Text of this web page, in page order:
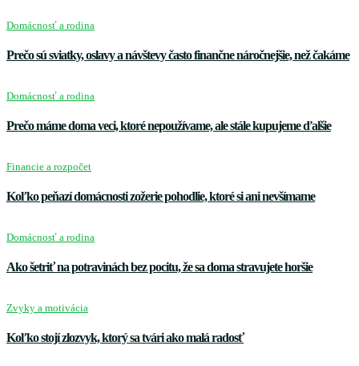
Domácnosť a rodina
Prečo sú sviatky, oslavy a návštevy často finančne náročnejšie, než čakáme
Domácnosť a rodina
Prečo máme doma veci, ktoré nepoužívame, ale stále kupujeme ďalšie
Financie a rozpočet
Koľko peňazí domácnosti zožerie pohodlie, ktoré si ani nevšímame
Domácnosť a rodina
Ako šetriť na potravinách bez pocitu, že sa doma stravujete horšie
Zvyky a motivácia
Koľko stojí zlozvyk, ktorý sa tvári ako malá radosť